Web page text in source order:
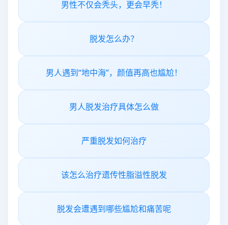
男性不仅会秃头，更会早秃！
脱发怎么办？
男人遇到“地中海”，颜值再高也尴尬！
男人脱发治疗具体怎么做
严重脱发如何治疗
该怎么治疗遗传性脂溢性脱发
脱发会遭遇到哪些尴尬和痛苦呢